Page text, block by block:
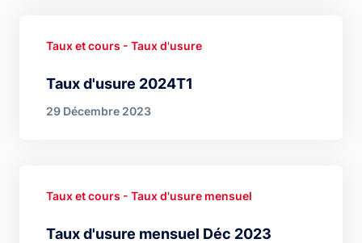
Taux d'usure 2024T1
Taux et cours - Taux d'usure
29 Décembre 2023
Taux d'usure mensuel Déc 2023
Taux et cours - Taux d'usure mensuel